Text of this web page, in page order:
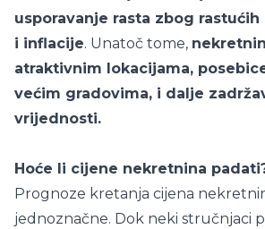
usporavanje rasta zbog
i inflacije. Unatoč tome,
atraktivnim lokacijama,
većim gradovima, i dalje
vrijednosti.
Hoće li cijene nekretnina
Prognoze kretanja cijena
jednoznačne. Dok neki stručnjaci